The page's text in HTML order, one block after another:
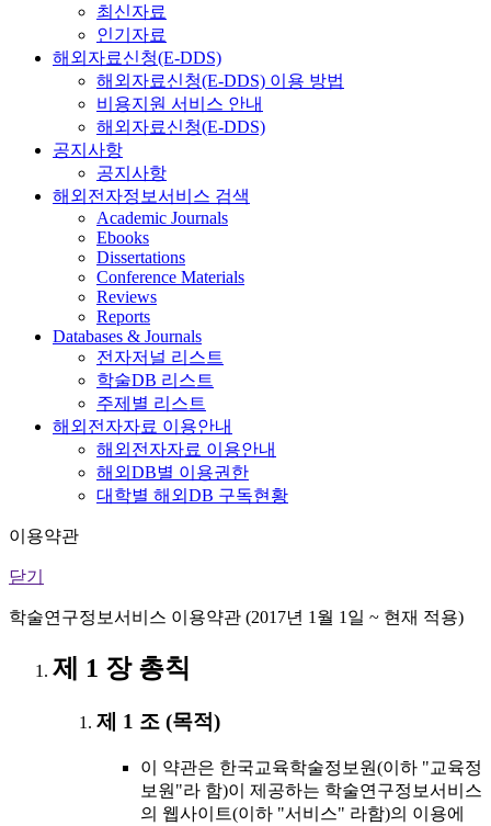
최신자료
인기자료
해외자료신청(E-DDS)
해외자료신청(E-DDS) 이용 방법
비용지원 서비스 안내
해외자료신청(E-DDS)
공지사항
공지사항
해외전자정보서비스 검색
Academic Journals
Ebooks
Dissertations
Conference Materials
Reviews
Reports
Databases & Journals
전자저널 리스트
학술DB 리스트
주제별 리스트
해외전자자료 이용안내
해외전자자료 이용안내
해외DB별 이용권한
대학별 해외DB 구독현황
이용약관
닫기
학술연구정보서비스 이용약관 (2017년 1월 1일 ~ 현재 적용)
제 1 장 총칙
제 1 조 (목적)
이 약관은 한국교육학술정보원(이하 "교육정
보원"라 함)이 제공하는 학술연구정보서비스
의 웹사이트(이하 "서비스" 라함)의 이용에